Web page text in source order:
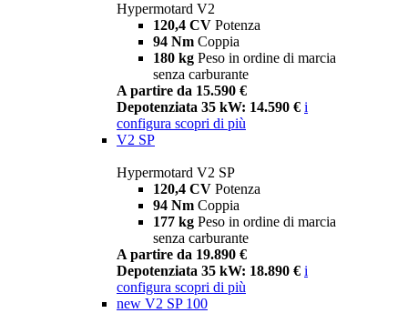
Hypermotard V2
120,4 CV Potenza
94 Nm Coppia
180 kg Peso in ordine di marcia
senza carburante
A partire da 15.590 €
Depotenziata 35 kW: 14.590 € i
configura scopri di più
V2 SP
Hypermotard V2 SP
120,4 CV Potenza
94 Nm Coppia
177 kg Peso in ordine di marcia
senza carburante
A partire da 19.890 €
Depotenziata 35 kW: 18.890 € i
configura scopri di più
new V2 SP 100